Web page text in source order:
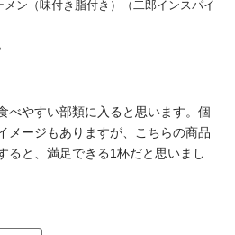
ン（味付き脂付き）（二郎インスパイ
べやすい部類に入ると思います。個
メージもありますが、こちらの商品
ると、満足できる1杯だと思いまし